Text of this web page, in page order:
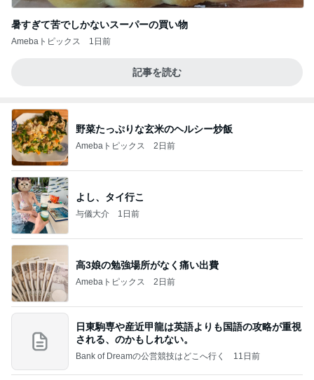
暑すぎて苦でしかないスーパーの買い物
Amebaトピックス 1日前
記事を読む
野菜たっぷりな玄米のヘルシー炒飯
Amebaトピックス 2日前
よし、タイ行こ
与儀大介 1日前
高3娘の勉強場所がなく痛い出費
Amebaトピックス 2日前
日東駒専や産近甲龍は英語よりも国語の攻略が重視
される、のかもしれない。
Bank of Dreamの公営競技はどこへ行く 11日前